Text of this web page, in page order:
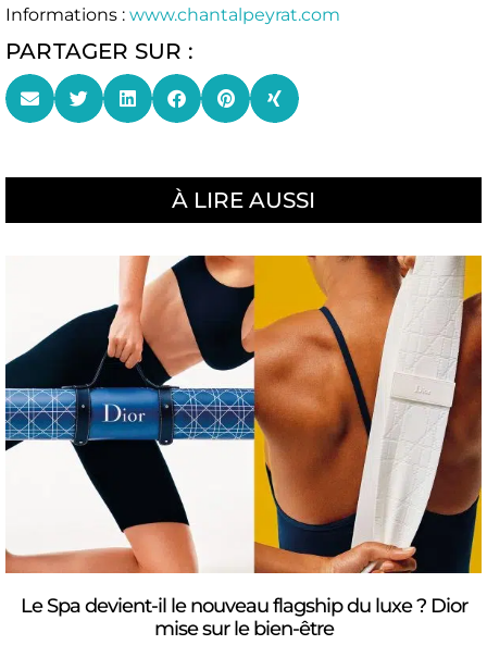
Informations : www.chantalpeyrat.com
PARTAGER SUR :
À LIRE AUSSI
Le Spa devient-il le nouveau flagship du luxe ? Dior
mise sur le bien-être